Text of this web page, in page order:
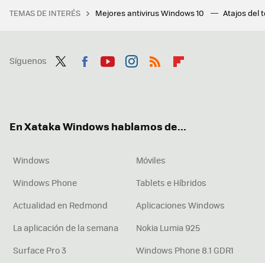
TEMAS DE INTERÉS Mejores antivirus Windows 10 Atajos del
Síguenos
En Xataka Windows hablamos de...
Windows
Móviles
Windows Phone
Tablets e Híbridos
Actualidad en Redmond
Aplicaciones Windows
La aplicación de la semana
Nokia Lumia 925
Surface Pro 3
Windows Phone 8.1 GDR1